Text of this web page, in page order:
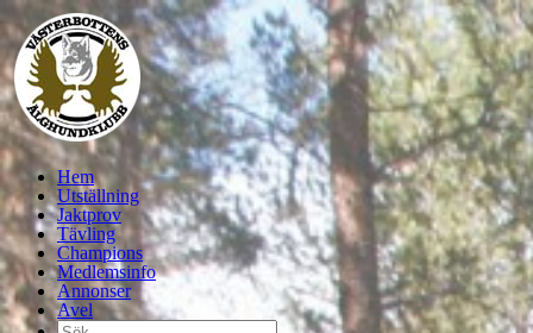
Hem
Utställning
Jaktprov
Tävling
Champions
Medlemsinfo
Annonser
Avel